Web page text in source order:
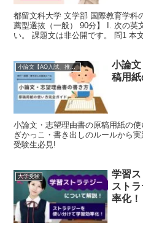
都留文科大学 文学部 国際教育学科
薦型選抜（一般） 90分】 I. 次の英
い。 課題文は非公開です。 問1 本
小論文【AO入試、推薦入試、一般入試、就職試験、医学部編入試験対応】
小論
稿用
小論文・志望理由書の原稿用紙の
ぎかっこ・書き出しのルールから
受験生必見!
大学受験
学習ス
スト
率化！